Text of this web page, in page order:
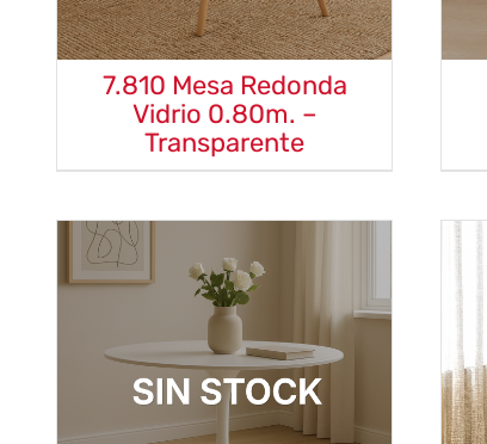
7.810 Mesa Redonda
Vidrio 0.80m. –
Transparente